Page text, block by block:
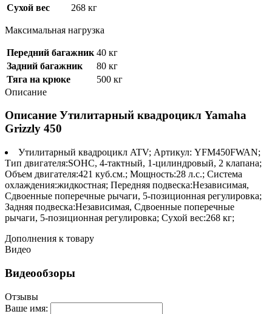
Сухой вес
268 кг
Максимальная нагрузка
Передний багажник 40 кг
Задний багажник
80 кг
Тяга на крюке
500 кг
Описание
Описание Утилитарный квадроцикл Yamaha
Grizzly 450
Утилитарный квадроцикл ATV; Артикул: YFM450FWAN;
Тип двигателя:SOHC, 4-тактный, 1-цилиндровый, 2 клапана;
Объем двигателя:421 куб.см.; Мощность:28 л.с.; Система
охлаждения:жидкостная; Передняя подвеска:Независимая,
Сдвоенные поперечные рычаги, 5-позиционная регулировка;
Задняя подвеска:Независимая, Сдвоенные поперечные
рычаги, 5-позиционная регулировка; Сухой вес:268 кг;
Дополнения к товару
Видео
Видеообзоры
Отзывы
Ваше имя: